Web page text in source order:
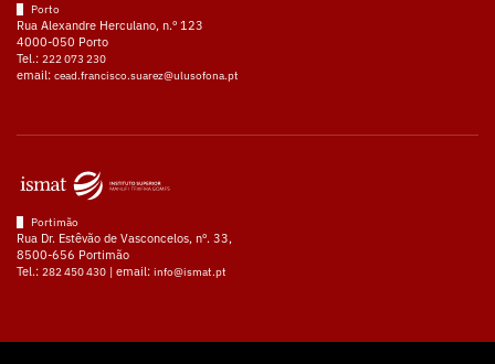
Porto
Rua Alexandre Herculano, n.º 123
4000-050 Porto
Tel.: 222 073 230
email: cead.francisco.suarez@ulusofona.pt
Portimão
Rua Dr. Estêvão de Vasconcelos, nº. 33,
8500-656 Portimão
Tel.: 282 450 430 | email: info@ismat.pt